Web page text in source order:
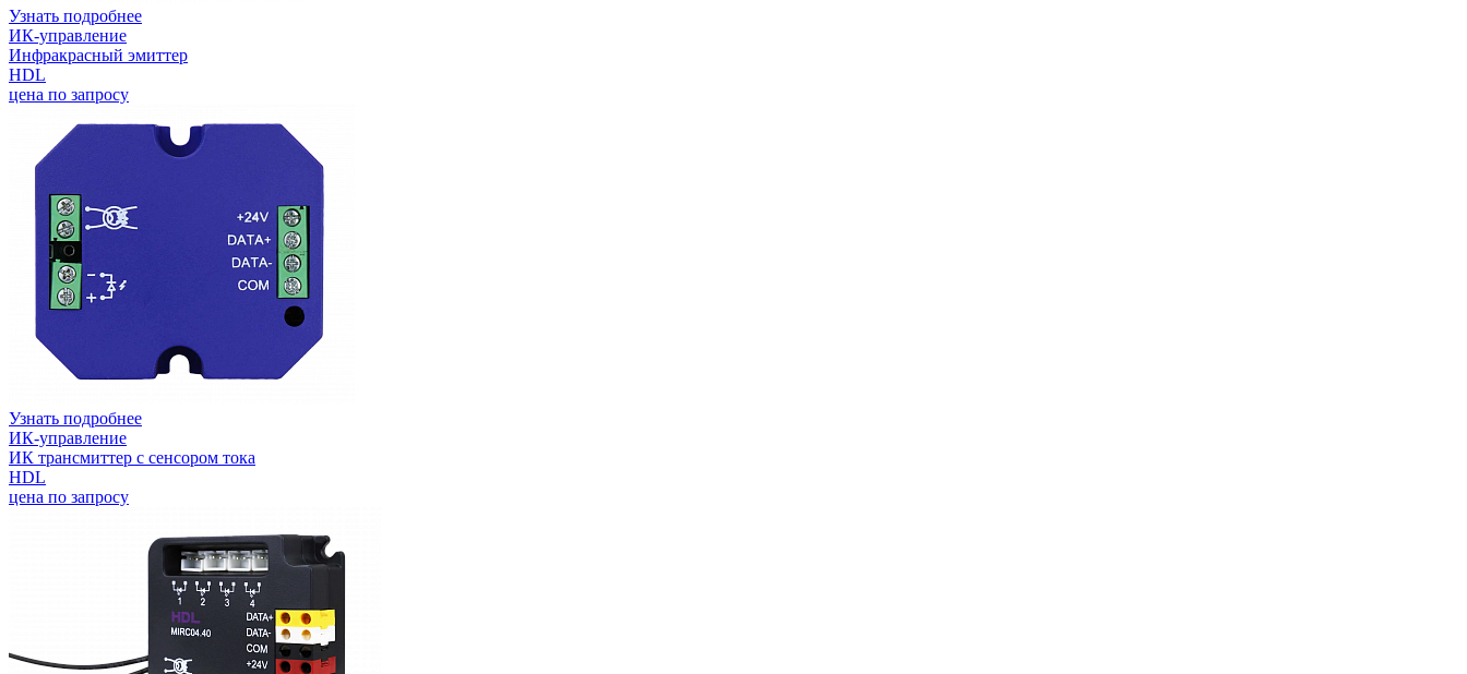
Узнать подробнее
ИК-управление
Инфракрасный эмиттер
HDL
цена по запросу
Узнать подробнее
ИК-управление
ИК трансмиттер с сенсором тока
HDL
цена по запросу